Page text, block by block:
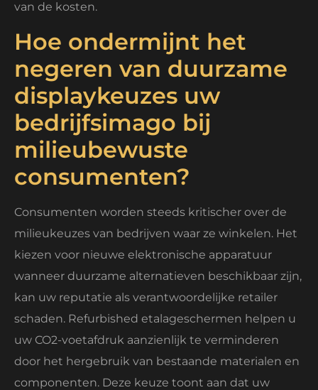
van de kosten.
Hoe ondermijnt het
negeren van duurzame
displaykeuzes uw
bedrijfsimago bij
milieubewuste
consumenten?
Consumenten worden steeds kritischer over de
milieukeuzes van bedrijven waar ze winkelen. Het
kiezen voor nieuwe elektronische apparatuur
wanneer duurzame alternatieven beschikbaar zijn,
kan uw reputatie als verantwoordelijke retailer
schaden. Refurbished etalageschermen helpen u
uw CO2-voetafdruk aanzienlijk te verminderen
door het hergebruik van bestaande materialen en
componenten. Deze keuze toont aan dat uw